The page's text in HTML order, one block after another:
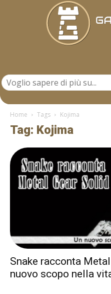
Home Tags Kojima
Tag: Kojima
Snake racconta
nuovo scopo nella